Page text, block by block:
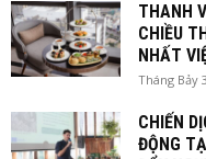
THANH
CHIỀU
NHẤT
Tháng Bảy
CHIẾN
ĐỘNG